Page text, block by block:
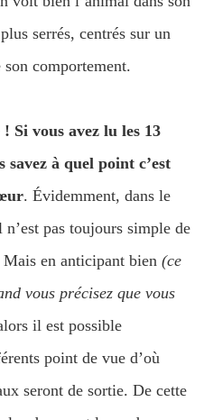
serrés, centrés sur un
comportement.
Si vous avez lu les 13
savez à quel point c’est
. Évidemment, dans le
pas toujours simple de
en anticipant bien (ce
vous précisez que vous
il est possible
point de vue d’où
seront de sortie. De cette